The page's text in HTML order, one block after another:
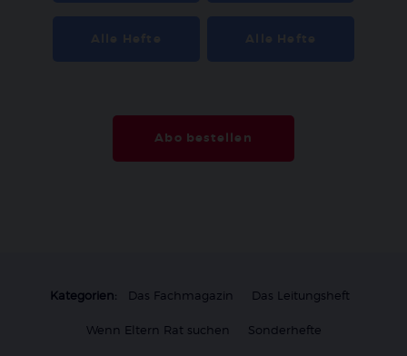
Abo bestellen
Kategorien: Das Fachmagazin Das Leitungsheft
Wenn Eltern Rat suchen Sonderhefte